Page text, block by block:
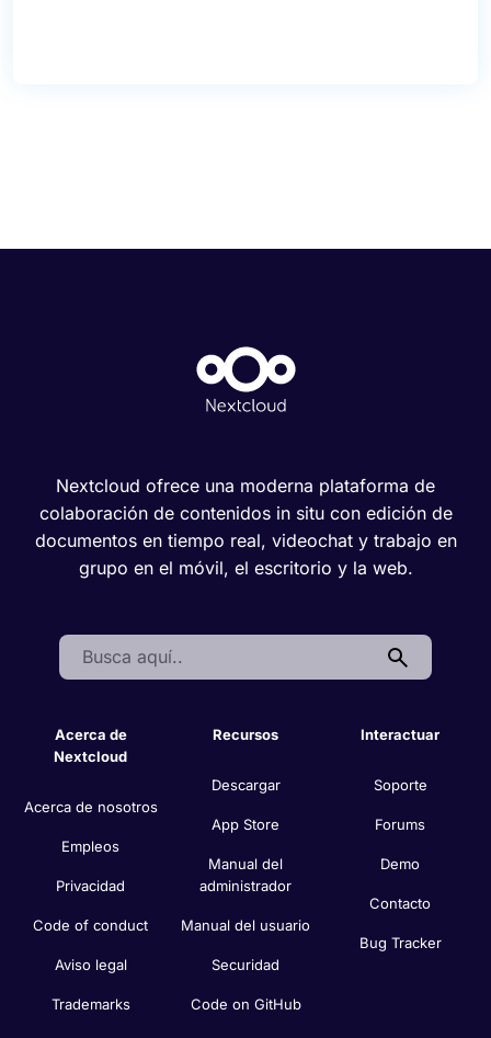
Nextcloud ofrece una moderna plataforma de
colaboración de contenidos in situ con edición de
documentos en tiempo real, videochat y trabajo en
grupo en el móvil, el escritorio y la web.
Search:
Acerca de
Nextcloud
Acerca de nosotros
Empleos
Privacidad
Code of conduct
Aviso legal
Trademarks
Recursos
Descargar
App Store
Manual del
administrador
Manual del usuario
Securidad
Code on GitHub
Interactuar
Soporte
Forums
Demo
Contacto
Bug Tracker